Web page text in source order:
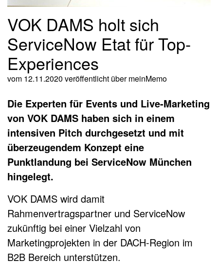
VOK DAMS holt sich
ServiceNow Etat für Top-
Experiences
vom 12.11.2020 veröffentlicht übermeinMemo
Die Experten für Events und Live-Marketing
von VOK DAMS haben sich in einem
intensiven Pitch durchgesetzt und mit
überzeugendem Konzept eine
Punktlandung bei ServiceNow München
hingelegt.
VOK DAMS wird damit
Rahmenvertragspartner und ServiceNow
zukünftig bei einer Vielzahl von
Marketingprojekten in der DACH-Region im
B2B Bereich unterstützen.